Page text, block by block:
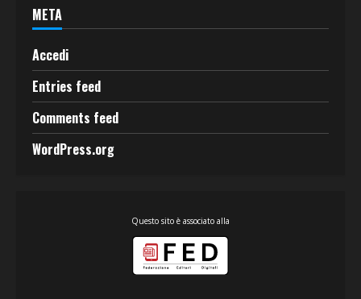
META
Accedi
Entries feed
Comments feed
WordPress.org
Questo sito è associato alla